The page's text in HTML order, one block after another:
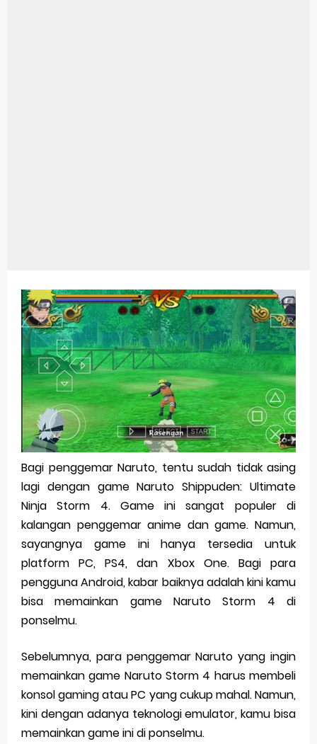
Bitcoin Miner Android: Apa Itu Dan Bagaimana Cara Menggunakannya
Pp Wa Couple Pasangan: Cara Terbaik Untuk Menjaga Hubungan
Cara Mengecek Windows Ori
Simpan Profil Ig Dengan Mudah
Aplikasi Togel Android: Solusi Praktis Untuk Pecinta Togel
Siap Video Call, tapi Download Aplikasinya Dulu, Abangku
Friday, 7 August
Bagi penggemar Naruto, tentu sudah tidak asing
lagi dengan game Naruto Shippuden: Ultimate
Ninja Storm 4. Game ini sangat populer di
kalangan penggemar anime dan game. Namun,
sayangnya game ini hanya tersedia untuk
platform PC, PS4, dan Xbox One. Bagi para
pengguna Android, kabar baiknya adalah kini kamu
bisa memainkan game Naruto Storm 4 di
ponselmu.
Sebelumnya, para penggemar Naruto yang ingin
memainkan game Naruto Storm 4 harus membeli
konsol gaming atau PC yang cukup mahal. Namun,
kini dengan adanya teknologi emulator, kamu bisa
memainkan game ini di ponselmu.